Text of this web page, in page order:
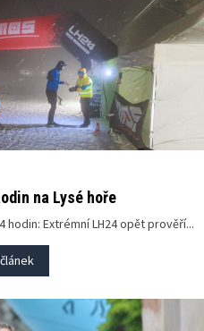
na Lysé hoře
Extrémní LH24 opět prověří...